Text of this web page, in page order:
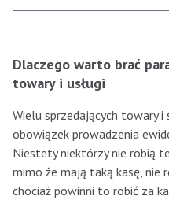
Dlaczego warto brać
towary i usługi
Wielu sprzedających towary i
obowiązek prowadzenia
Niestety niektórzy nie robią
mimo że mają taką kasę, nie
chociaż powinni to robić za